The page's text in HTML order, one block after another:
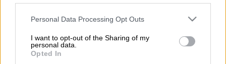
Please note that this website/app uses one or more Google
not limited to your visit or usage behaviour. You may click to
grant or deny consent to Google and its third-party tags to
use your data for below specified purposes in below Google
Personal Data Processing Opt Outs
I want to opt-out of the Sharing of my
personal data.
Opted In
Σχολιάζοντας σχετική παρέμβαση του
κοινοβουλευτικού εκπροσώπου του ΠΑΣΟΚ,
Π. Γερουλάνου, ο κ. Κυρανάκης είπε: «Λέω
ξεκάθαρα στους δημάρχους, στους